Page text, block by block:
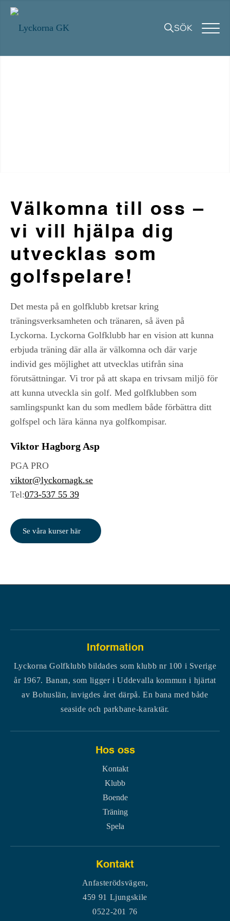
SÖK
Välkomna till oss –
vi vill hjälpa dig
utvecklas som
golfspelare!
Det mesta på en golfklubb kretsar kring
träningsverksamheten och tränaren, så även på
Lyckorna. Lyckorna Golfklubb har en vision att kunna
erbjuda träning där alla är välkomna och där varje
individ ges möjlighet att utvecklas utifrån sina
förutsättningar. Vi tror på att skapa en trivsam miljö för
att kunna utveckla sin golf. Med golfklubben som
samlingspunkt kan du som medlem både förbättra ditt
golfspel och lära känna nya golfkompisar.
Viktor Hagborg Asp
PGA PRO
viktor@lyckornagk.se
Tel:073-537 55 39
Se våra kurser här
Information
Lyckorna Golfklubb bildades som klubb nr 100 i Sverige
år 1967. Banan, som ligger i Uddevalla kommun i hjärtat
av Bohuslän, invigdes året därpå. En bana med både
seaside och parkbane-karaktär.
Hos oss
Kontakt
Klubb
Boende
Träning
Spela
Kontakt
Anfasterödsvägen,
459 91 Ljungskile
0522-201 76